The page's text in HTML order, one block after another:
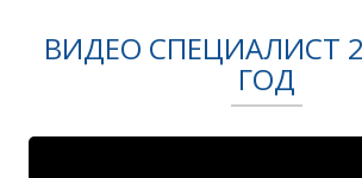
ВИДЕО СПЕЦИАЛИСТ
ГОД